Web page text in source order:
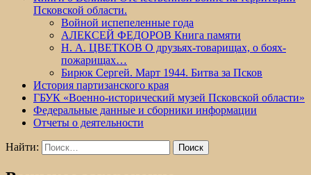
Псковской области.
Войной испепеленные года
АЛЕКСЕЙ ФЕДОРОВ Книга памяти
Н. А. ЦВЕТКОВ О друзьях-товарищах, о боях-
пожарищах…
Бирюк Сергей. Март 1944. Битва за Псков
История партизанского края
ГБУК «Военно-исторический музей Псковской области»
Федеральные данные и сборники информации
Отчеты о деятельности
Найти: